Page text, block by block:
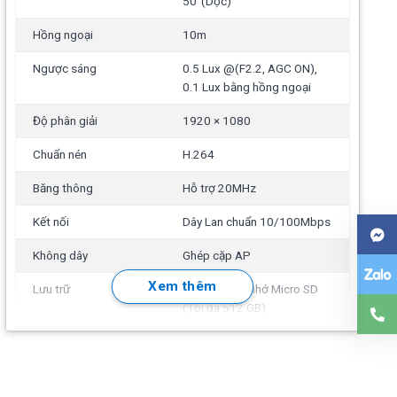
Hồng ngoại 10m
Ngược sáng
0.5 Lux @(F2.2, AGC ON),
0.1 Lux bằng hồng ngoại
Độ phân giải 1920 × 1080
Chuẩn nén H.264
Băng thông Hỗ trợ 20MHz
Kết nối Dây Lan chuẩn 10/100Mbps
Không dây Ghép cặp AP
Lưu trữ
Khe cắm thẻ nhớ Micro SD
(Tối đa 512 GB)
Xem thêm